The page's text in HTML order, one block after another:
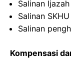
Salinan
Salinan
Salinan
Kompensasi